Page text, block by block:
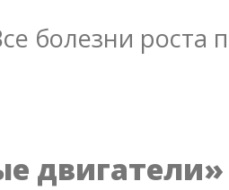
болезни роста
двигатели»